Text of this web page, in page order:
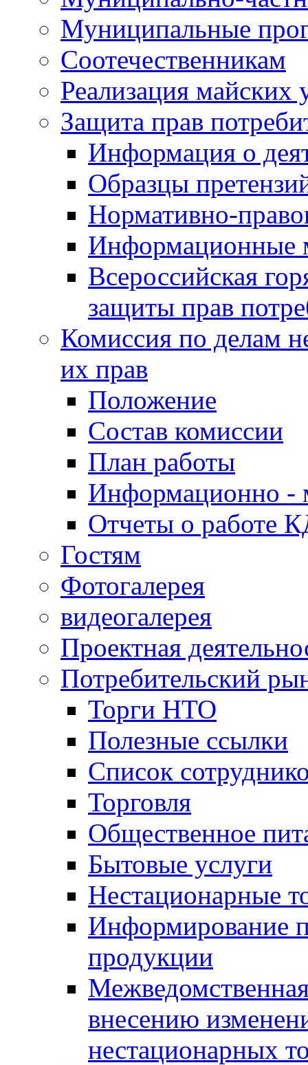
Муниципальные
Соотечественникам
Реализация майских
Защита прав
Информация о
Образцы
Нормативно-
Информационные
Всероссийская
защиты прав
Комиссия по делам
их прав
Положение
Состав комиссии
План работы
Информационно -
Отчеты о работе
Гостям
Фотогалерея
видеогалерея
Проектная
Потребительский
Торги НТО
Полезные ссылки
Список
Торговля
Общественное
Бытовые услуги
Нестационарные
Информирование
продукции
внесению
нестационарных